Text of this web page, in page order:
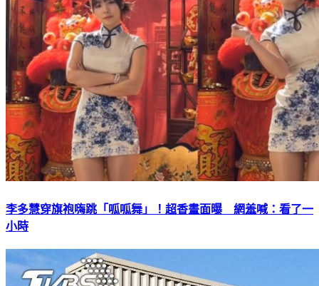
李多慧穿旗袍嗨跳「呱呱舞」！超香畫面曝 網羞喊：看了一
小時